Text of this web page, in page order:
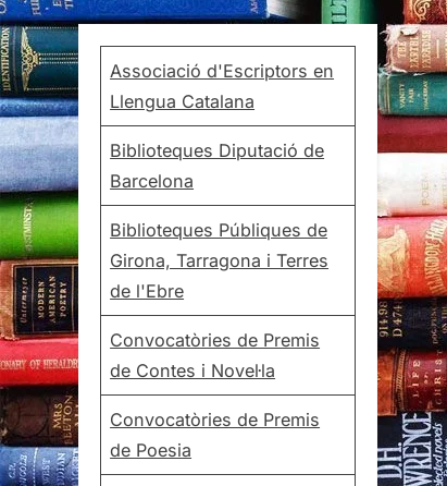
Associació d'Escriptors en
Llengua Catalana
Biblioteques Diputació de
Barcelona
Biblioteques Públiques de
Girona, Tarragona i Terres
de l'Ebre
Convocatòries de Premis
de Contes i Novel·la
Convocatòries de Premis
de Poesia